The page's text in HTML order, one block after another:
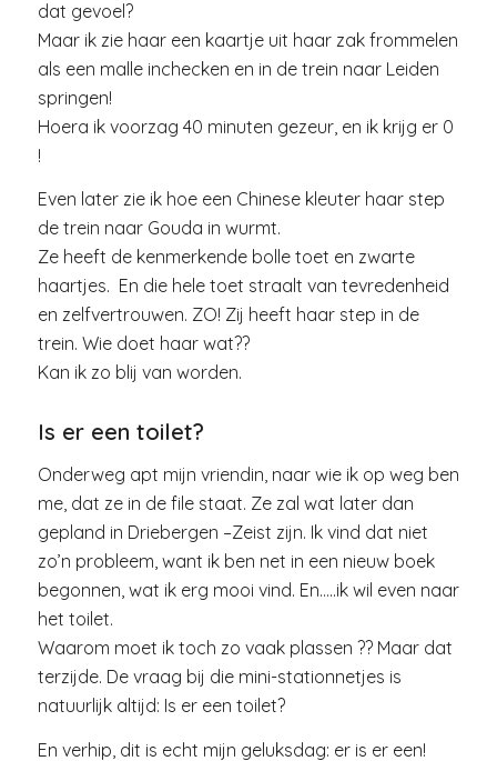
dat gevoel?
Maar ik zie haar een kaartje uit haar zak frommelen
als een malle inchecken en in de trein naar Leiden
springen!
Hoera ik voorzag 40 minuten gezeur, en ik krijg er 0
!
Even later zie ik hoe een Chinese kleuter haar step
de trein naar Gouda in wurmt.
Ze heeft de kenmerkende bolle toet en zwarte
haartjes. En die hele toet straalt van tevredenheid
en zelfvertrouwen. ZO! Zij heeft haar step in de
trein. Wie doet haar wat??
Kan ik zo blij van worden.
Is er een toilet?
Onderweg apt mijn vriendin, naar wie ik op weg ben
me, dat ze in de file staat. Ze zal wat later dan
gepland in Driebergen –Zeist zijn. Ik vind dat niet
zo’n probleem, want ik ben net in een nieuw boek
begonnen, wat ik erg mooi vind. En…..ik wil even naar
het toilet.
Waarom moet ik toch zo vaak plassen ?? Maar dat
terzijde. De vraag bij die mini-stationnetjes is
natuurlijk altijd: Is er een toilet?
En verhip, dit is echt mijn geluksdag: er is er een!